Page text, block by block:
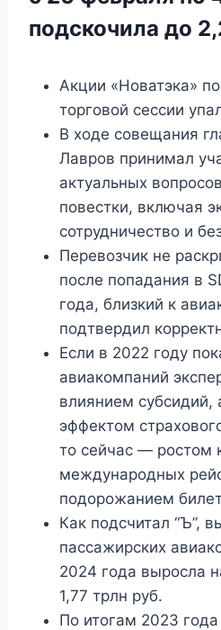
подскочила до
Акции «Новатэка»
торговой сессии
В ходе совещания
Лавров принимал
актуальных
повестки, включая
сотрудничество и
Перевозчик не
после попадания в
года, близкий к
подтвердил
Если в 2022 году
авиакомпаний
влиянием
эффектом
то сейчас — ростом
международных
подорожанием
Как подсчитал “Ъ”,
пассажирских
2024 года выросла
1,77 трлн руб.
По итогам 2023